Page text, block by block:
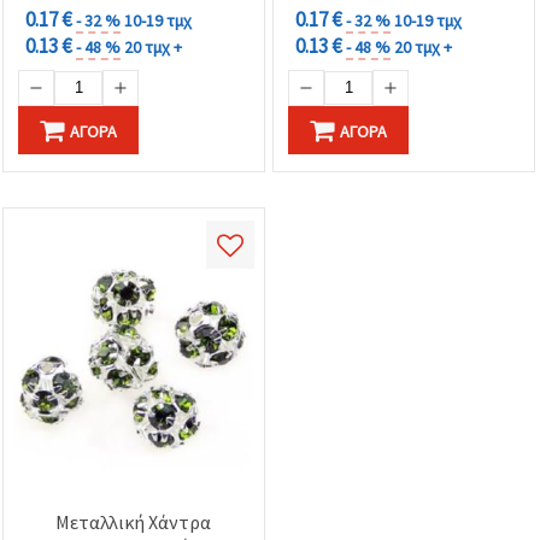
0.17 €- 32 %10-19 τμχ
0.13 €- 48 % 20 τμχ +
ΑΓΟΡΆ
0.17 €- 32 %10-19 τμχ
0.13 €- 48 % 20 τμχ +
ΑΓΟΡΆ
Μεταλλική Χάντρα